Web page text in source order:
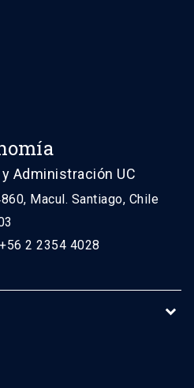
Administración UC
Macul. Santiago, Chile
2 2354 4028